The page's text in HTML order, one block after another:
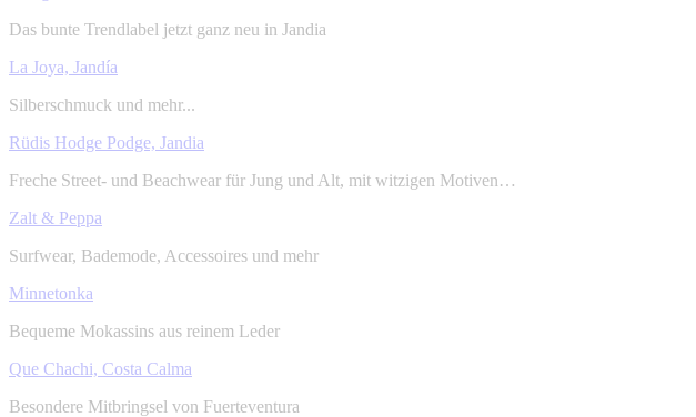
Das bunte Trendlabel jetzt ganz neu in Jandia
La Joya, Jandía
Silberschmuck und mehr...
Rüdis Hodge Podge, Jandia
Freche Street- und Beachwear für Jung und Alt, mit witzigen Motiven…
Zalt & Peppa
Surfwear, Bademode, Accessoires und mehr
Minnetonka
Bequeme Mokassins aus reinem Leder
Que Chachi, Costa Calma
Besondere Mitbringsel von Fuerteventura